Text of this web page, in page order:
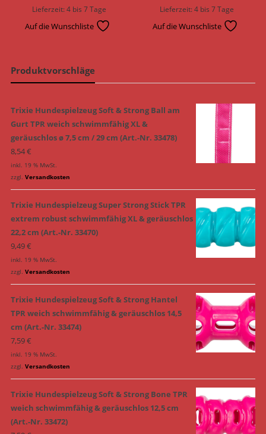
Lieferzeit:4 bis 7 Tage
Auf die Wunschliste
Lieferzeit:4 bis 7 Tage
Auf die Wunschliste
Produktvorschläge
Trixie Hundespielzeug Soft & Strong Ball am
Gurt TPR weich schwimmfähig XL &
geräuschlos ø 7,5 cm / 29 cm (Art.-Nr. 33478)
8,54€
inkl. 19 % MwSt.
zzgl. Versandkosten
Trixie Hundespielzeug Super Strong Stick TPR
extrem robust schwimmfähig XL & geräuschlos
22,2 cm (Art.-Nr. 33470)
9,49€
inkl. 19 % MwSt.
zzgl. Versandkosten
Trixie Hundespielzeug Soft & Strong Hantel
TPR weich schwimmfähig & geräuschlos 14,5
cm (Art.-Nr. 33474)
7,59€
inkl. 19 % MwSt.
zzgl. Versandkosten
Trixie Hundespielzeug Soft & Strong Bone TPR
weich schwimmfähig & geräuschlos 12,5 cm
(Art.-Nr. 33472)